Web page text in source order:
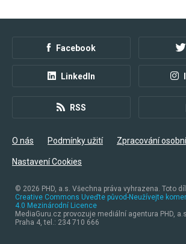
O nás Podmínky užití Zpracování
Nastavení Cookies
Facebook
LinkedIn
RSS
© 2026 PHD, a.s. Všechna práva vyhrazena. Toto
Creative Commons Uveďte původ-Neužívejte
4.0 Mezinárodní Licence
MediaGuru.cz provozuje mediální agentura PHD,
Praha 4, tel.: 234 710 666